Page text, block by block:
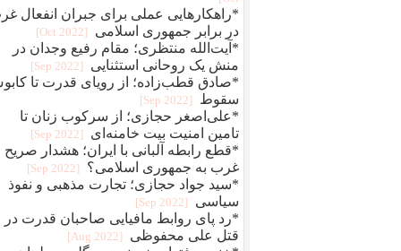
*راهکارهایی عملی برای جبران انفعال
در برابر جمهوری اسلامی
[2022 Oct]
*آیت‌الله منتظری؛ مقام رفیع وجدان در
منش یک روحانی استثنایی
[2022 Sep]
*صادق قطب‌زاده؛ از رویای قدرت تا
سقوط
[2022 Sep]
*علی‌اصغر حجازی؛ از سرکوب زنان تا
تامین امنیت بیت خامنه‌ای
[2022 Sep]
*قطع رابطه آلبانی با ایران؛ هشدار صریح
غرب به جمهوری اسلامی؟
[2022 Sep]
*سید جواد حجازی؛ تجارت مذهبی و نفوذ
سیاسی
[2022 Sep]
*رد پای روابط مافيایی صاحبان قدرت در
قتل علی محفوظی
[2022 Aug]